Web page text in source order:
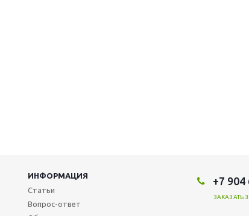
ИНФОРМАЦИЯ
Статьи
Вопрос-ответ
+7 904
ЗАКАЗАТЬ